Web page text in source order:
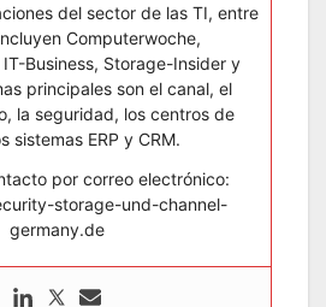
del sector de las TI, entre
Computerwoche,
Business, Storage-Insider y
principales son el canal, el
la seguridad, los centros de
sistemas ERP y CRM.
por correo electrónico:
storage-und-channel-
germany.de